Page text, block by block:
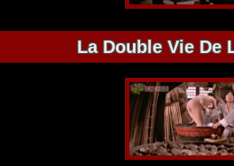
La Double Vie De